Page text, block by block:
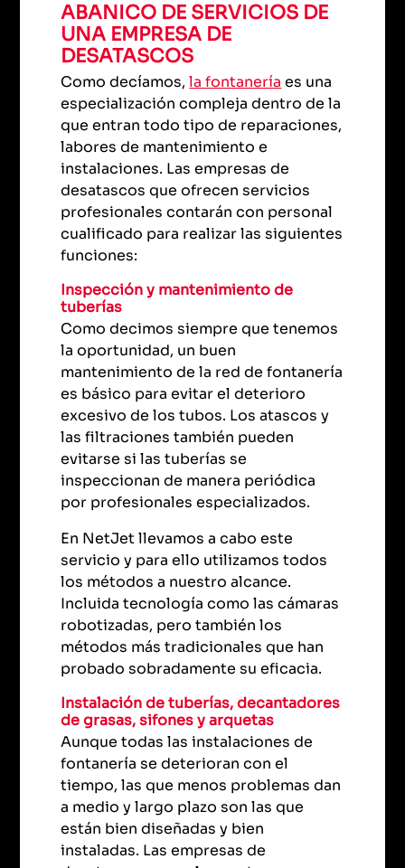
ABANICO DE SERVICIOS DE
UNA EMPRESA DE
DESATASCOS
Como decíamos,la fontanería es una
especialización compleja dentro de la
que entran todo tipo de reparaciones,
labores de mantenimiento e
instalaciones. Las empresas de
desatascos que ofrecen servicios
profesionales contarán con personal
cualificado para realizar las siguientes
funciones:
Inspección y mantenimiento de
tuberías
Como decimos siempre que tenemos
la oportunidad, un buen
mantenimiento de la red de fontanería
es básico para evitar el deterioro
excesivo de los tubos. Los atascos y
las filtraciones también pueden
evitarse si las tuberías se
inspeccionan de manera periódica
por profesionales especializados.
En NetJet llevamos a cabo este
servicio y para ello utilizamos todos
los métodos a nuestro alcance.
Incluida tecnología como las cámaras
robotizadas, pero también los
métodos más tradicionales que han
probado sobradamente su eficacia.
Instalación de tuberías, decantadores
de grasas, sifones y arquetas
Aunque todas las instalaciones de
fontanería se deterioran con el
tiempo, las que menos problemas dan
a medio y largo plazo son las que
están bien diseñadas y bien
instaladas. Las empresas de